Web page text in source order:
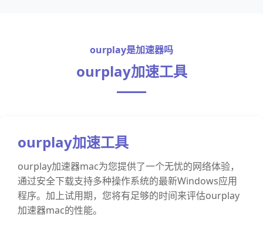
ourplay是加速器吗
ourplay加速工具
ourplay加速工具
ourplay加速器mac为您提供了一个无忧的网络体验，
通过安全下载支持多种操作系统的最新Windows应用
程序。加上试用期，您将有足够的时间来评估ourplay
加速器mac的性能。